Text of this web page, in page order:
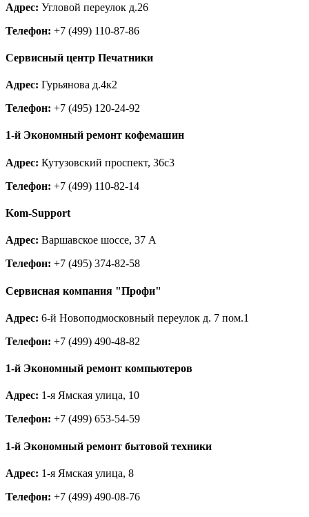
Адрес: Угловой переулок д.26
Телефон: +7 (499) 110-87-86
Сервисный центр Печатники
Адрес: Гурьянова д.4к2
Телефон: +7 (495) 120-24-92
1-й Экономный ремонт кофемашин
Адрес: Кутузовский проспект, 36с3
Телефон: +7 (499) 110-82-14
Kom-Support
Адрес: Варшавское шоссе, 37 А
Телефон: +7 (495) 374-82-58
Сервисная компания "Профи"
Адрес: 6-й Новоподмосковный переулок д. 7 пом.1
Телефон: +7 (499) 490-48-82
1-й Экономный ремонт компьютеров
Адрес: 1-я Ямская улица, 10
Телефон: +7 (499) 653-54-59
1-й Экономный ремонт бытовой техники
Адрес: 1-я Ямская улица, 8
Телефон: +7 (499) 490-08-76